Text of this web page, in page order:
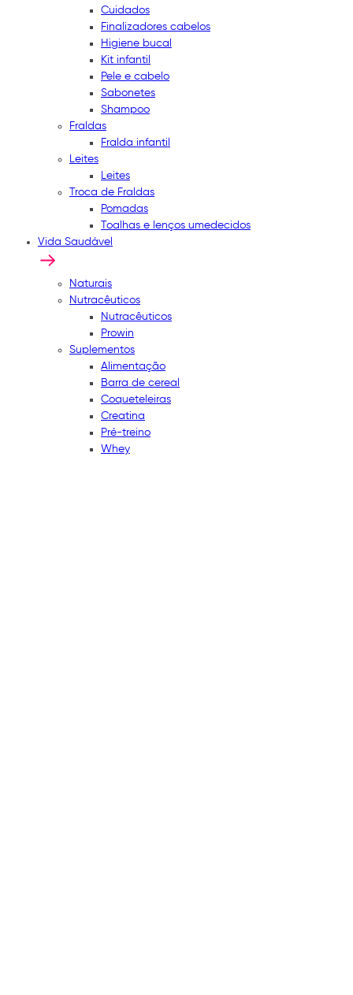
Cuidados
Finalizadores cabelos
Higiene bucal
Kit infantil
Pele e cabelo
Sabonetes
Shampoo
Fraldas
Fralda infantil
Leites
Leites
Troca de Fraldas
Pomadas
Toalhas e lenços umedecidos
Vida Saudável
Naturais
Nutracêuticos
Nutracêuticos
Prowin
Suplementos
Alimentação
Barra de cereal
Coqueteleiras
Creatina
Pré-treino
Whey